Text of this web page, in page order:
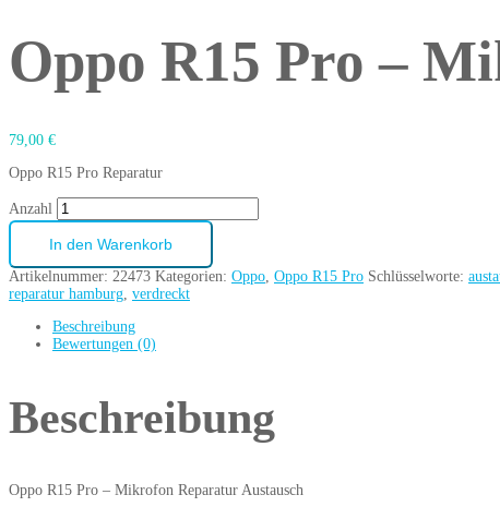
Oppo R15 Pro –
79,00 €
Oppo R15 Pro Reparatur
Anzahl
In den Warenkorb
Artikelnummer: 22473 Kategorien: Oppo, Oppo R15 Pro Schlüsselworte:
reparatur hamburg, verdreckt
Beschreibung
Bewertungen (0)
Beschreibung
Oppo R15 Pro – Mikrofon Reparatur Austausch